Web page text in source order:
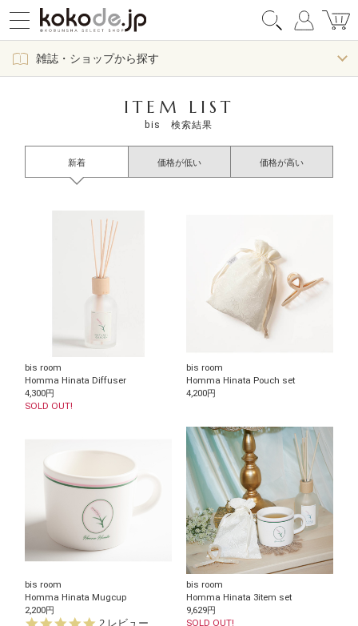
雑誌・ショップから探す
ITEM LIST
bis 検索結果
新着 価格が低い 価格が高い
bis room
Homma Hinata Diffuser
4,300円
SOLD OUT!
bis room
Homma Hinata Pouch set
4,200円
bis room
Homma Hinata Mugcup
2,200円
5.
2 レビュー
bis room
Homma Hinata 3item set
9,629円
SOLD OUT!